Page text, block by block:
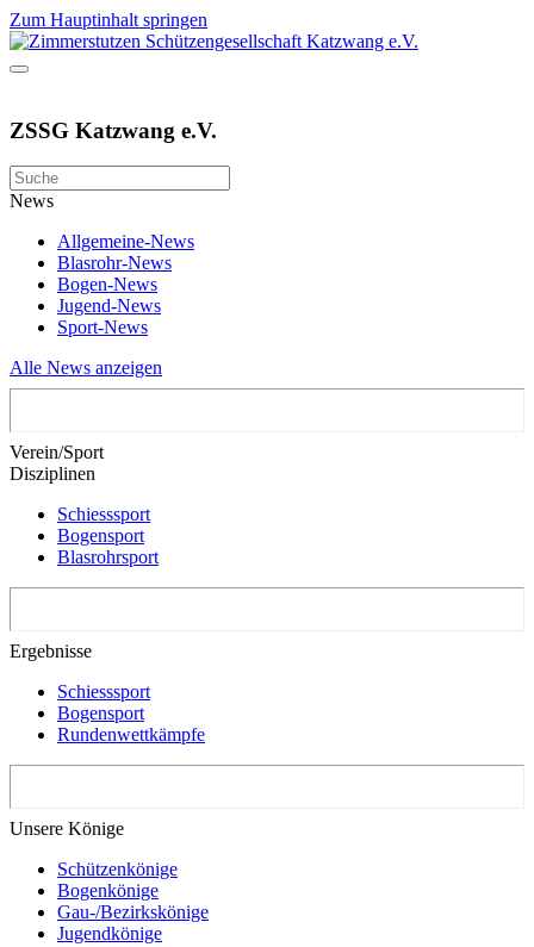
Zum Hauptinhalt springen
ZSSG Katzwang e.V.
News
Allgemeine-News
Blasrohr-News
Bogen-News
Jugend-News
Sport-News
Alle News anzeigen
Verein/Sport
Disziplinen
Schiesssport
Bogensport
Blasrohrsport
Ergebnisse
Schiesssport
Bogensport
Rundenwettkämpfe
Unsere Könige
Schützenkönige
Bogenkönige
Gau-/Bezirkskönige
Jugendkönige